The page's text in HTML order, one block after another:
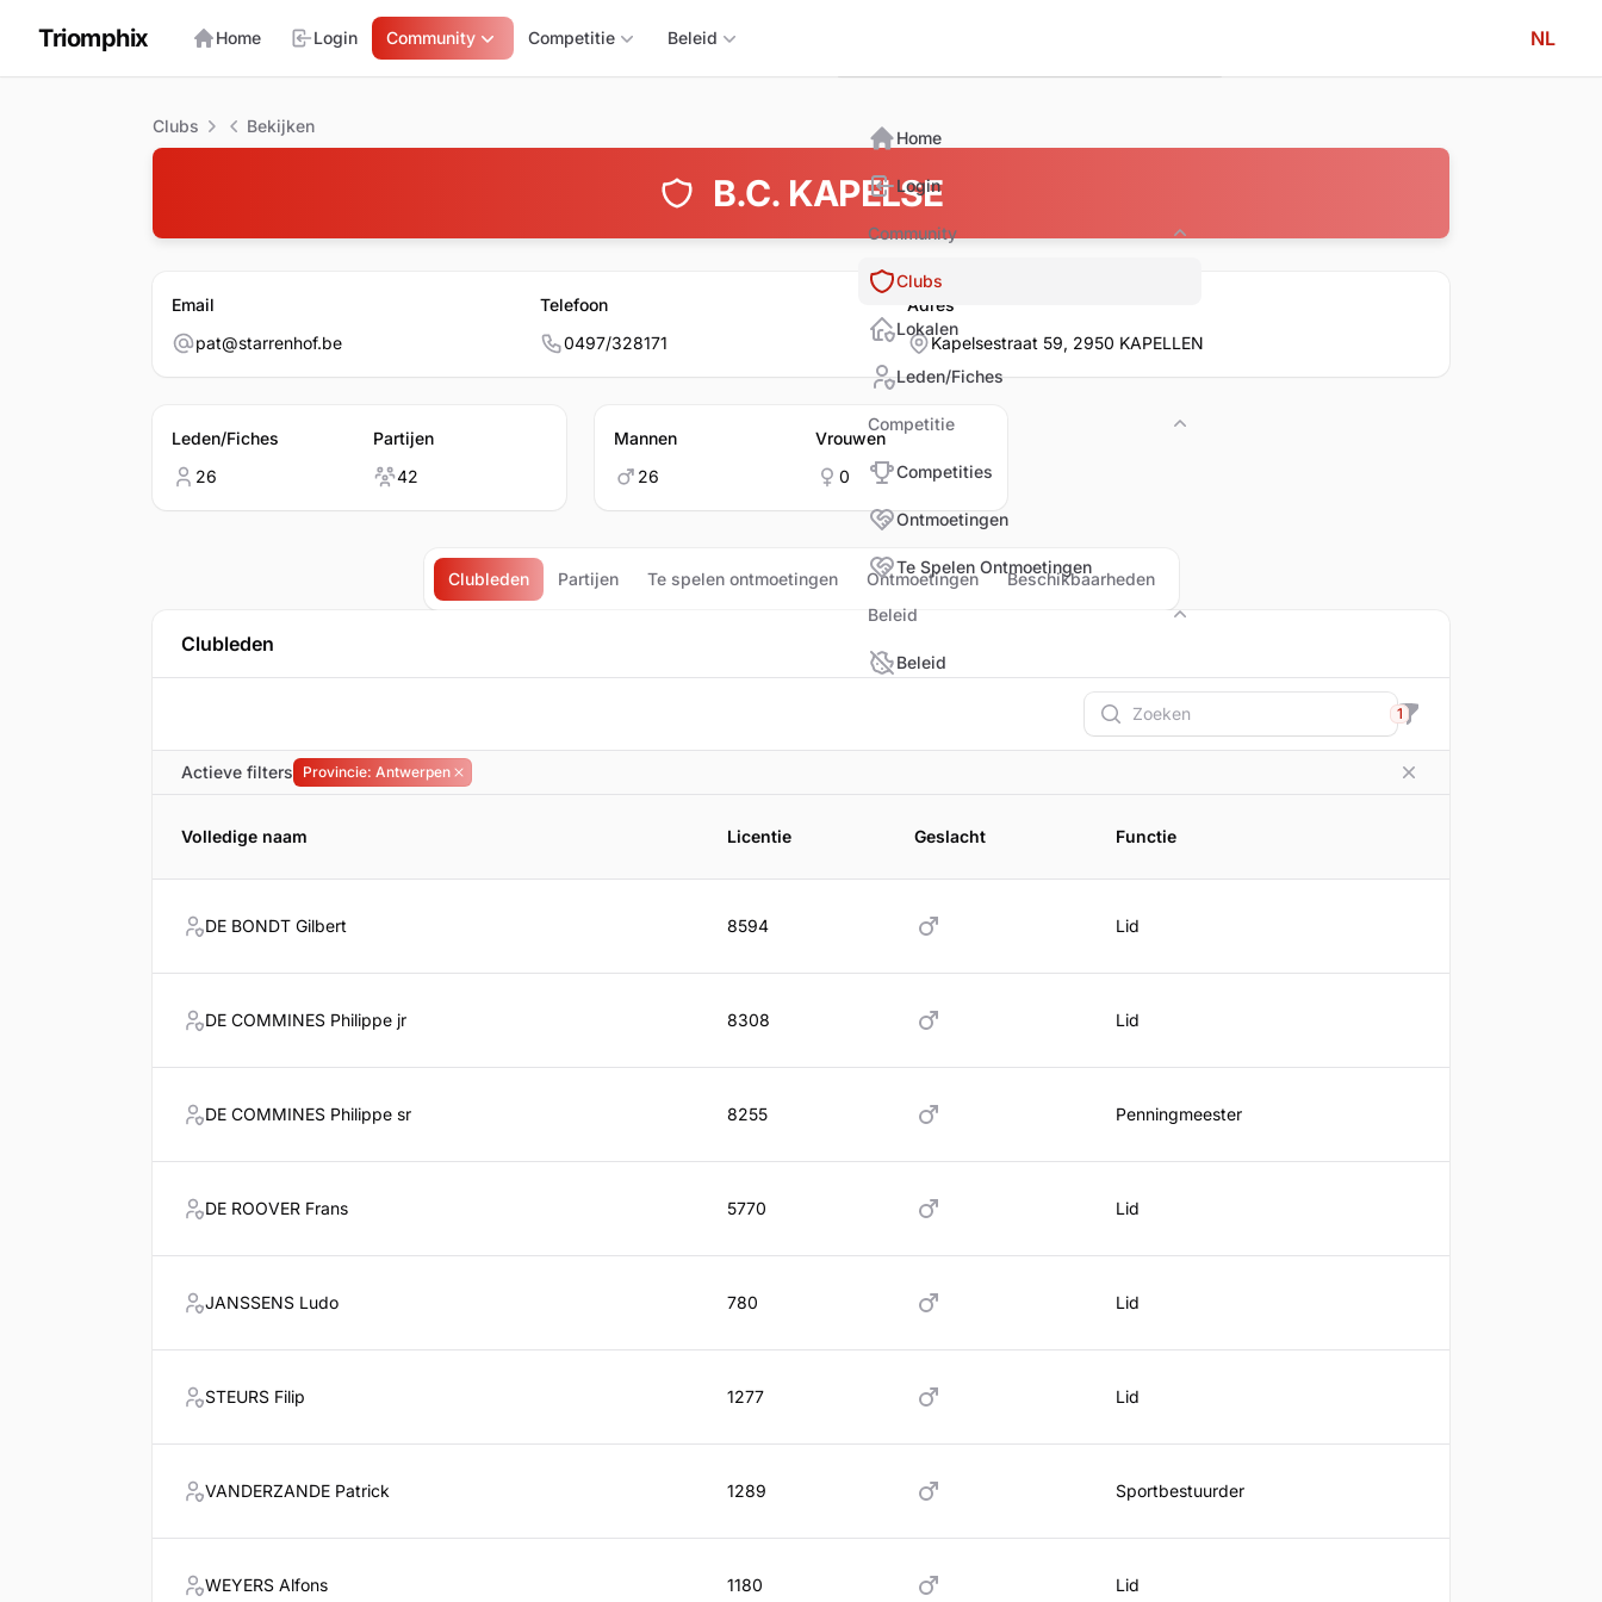
Triomphix Home Login Community Competitie Beleid NL
Clubs Bekijken
B.C. KAPELSE
Email
pat@starrenhof.be
Telefoon
0497/328171
Adres
Kapelsestraat 59, 2950 KAPELLEN
Leden/Fiches
26
Partijen
42
Mannen
26
Vrouwen
0
Clubleden Partijen Te spelen ontmoetingen Ontmoetingen Beschikbaarheden
Clubleden
Zoeken
Filteren
1
Actieve filters Provincie: Antwerpen Filter verwijderen
Volledige naam Licentie Geslacht Functie
DE BONDT Gilbert 8594 Lid
DE COMMINES Philippe jr 8308 Lid
DE COMMINES Philippe sr 8255 Penningmeester
DE ROOVER Frans 5770 Lid
JANSSENS Ludo 780 Lid
STEURS Filip 1277 Lid
VANDERZANDE Patrick 1289 Sportbestuurder
WEYERS Alfons 1180 Lid
Home
Login
Community
Community
Clubs
Lokalen
Leden/Fiches
Competitie
Competities
Ontmoetingen
Te Spelen Ontmoetingen
Beleid
Beleid